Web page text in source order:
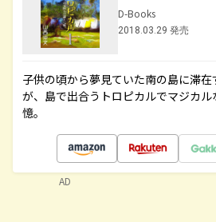
D-Books
2018.03.29 発売
子供の頃から夢見ていた南の島に滞
が、島で出合うトロピカルでマジカ
憶。
AD